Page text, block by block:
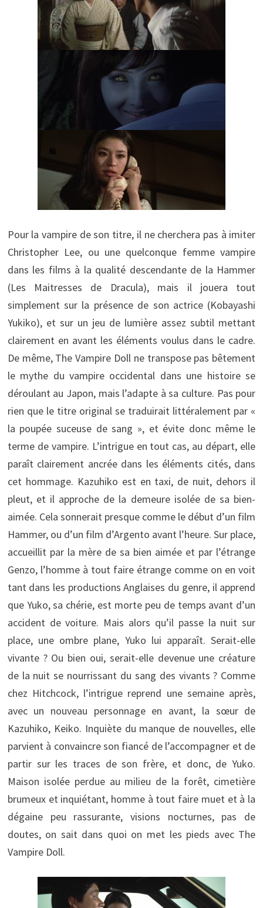
Pour la vampire de son titre, il ne cherchera pas à imiter
Christopher Lee, ou une quelconque femme vampire
dans les films à la qualité descendante de la Hammer
(Les Maitresses de Dracula), mais il jouera tout
simplement sur la présence de son actrice (Kobayashi
Yukiko), et sur un jeu de lumière assez subtil mettant
clairement en avant les éléments voulus dans le cadre.
De même, The Vampire Doll ne transpose pas bêtement
le mythe du vampire occidental dans une histoire se
déroulant au Japon, mais l’adapte à sa culture. Pas pour
rien que le titre original se traduirait littéralement par «
la poupée suceuse de sang », et évite donc même le
terme de vampire. L’intrigue en tout cas, au départ, elle
paraît clairement ancrée dans les éléments cités, dans
cet hommage. Kazuhiko est en taxi, de nuit, dehors il
pleut, et il approche de la demeure isolée de sa bien-
aimée. Cela sonnerait presque comme le début d’un film
Hammer, ou d’un film d’Argento avant l’heure. Sur place,
accueillit par la mère de sa bien aimée et par l’étrange
Genzo, l’homme à tout faire étrange comme on en voit
tant dans les productions Anglaises du genre, il apprend
que Yuko, sa chérie, est morte peu de temps avant d’un
accident de voiture. Mais alors qu’il passe la nuit sur
place, une ombre plane, Yuko lui apparaît. Serait-elle
vivante ? Ou bien oui, serait-elle devenue une créature
de la nuit se nourrissant du sang des vivants ? Comme
chez Hitchcock, l’intrigue reprend une semaine après,
avec un nouveau personnage en avant, la sœur de
Kazuhiko, Keiko. Inquiète du manque de nouvelles, elle
parvient à convaincre son fiancé de l’accompagner et de
partir sur les traces de son frère, et donc, de Yuko.
Maison isolée perdue au milieu de la forêt, cimetière
brumeux et inquiétant, homme à tout faire muet et à la
dégaine peu rassurante, visions nocturnes, pas de
doutes, on sait dans quoi on met les pieds avec The
Vampire Doll.